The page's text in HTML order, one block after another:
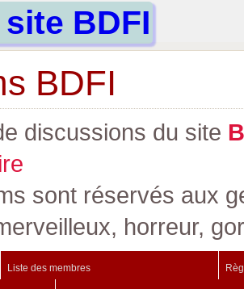
BDFI
BDFI
discussions du site B
sont réservés aux
horreur,
Liste des membres